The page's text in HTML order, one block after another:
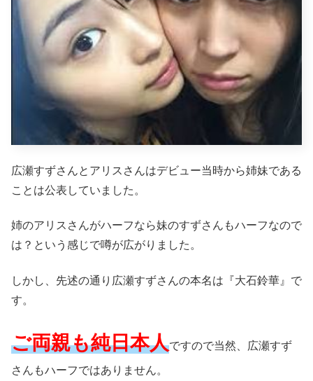
広瀬すずさんとアリスさんはデビュー当時から姉妹である
ことは公表していました。
姉のアリスさんがハーフなら妹のすずさんもハーフなので
は？という感じで噂が広がりました。
しかし、先述の通り広瀬すずさんの本名は『大石鈴華』で
す。
ご両親も純日本人ですので当然、広瀬すず
さんもハーフではありません。